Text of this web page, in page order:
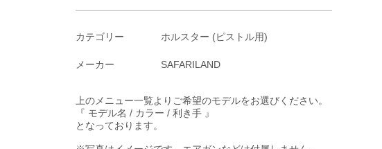
カテゴリー ホルスター (ピストル用)
メーカー SAFARILAND
上のメニュー一覧よりご希望のモデルをお選びください。
『 モデル名 / カラー / 利き手 』
となっております。